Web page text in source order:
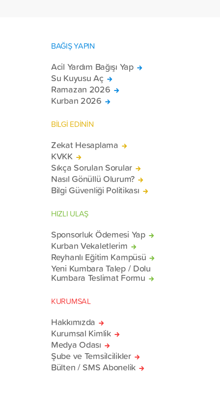
BAĞIŞ YAPIN
Acil Yardım Bağışı Yap
Su Kuyusu Aç
Ramazan 2026
Kurban 2026
BİLGİ EDİNİN
Zekat Hesaplama
KVKK
Sıkça Sorulan Sorular
Nasıl Gönüllü Olurum?
Bilgi Güvenliği Politikası
HIZLI ULAŞ
Sponsorluk Ödemesi Yap
Kurban Vekaletlerim
Reyhanlı Eğitim Kampüsü
Yeni Kumbara Talep / Dolu
Kumbara Teslimat Formu
KURUMSAL
Hakkımızda
Kurumsal Kimlik
Medya Odası
Şube ve Temsilcilikler
Bülten / SMS Abonelik